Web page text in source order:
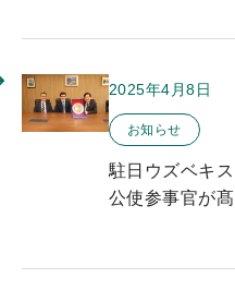
2025年4月8日
このお知らせの
お知らせ
駐日ウズベキ
公使参事官が